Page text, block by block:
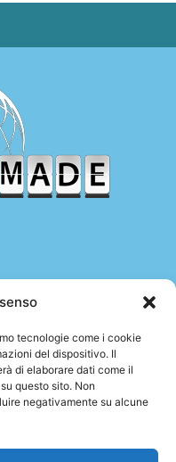
tecnologie come i cookie
del dispositivo. Il
di elaborare dati come il
questo sito. Non
negativamente su alcune
16